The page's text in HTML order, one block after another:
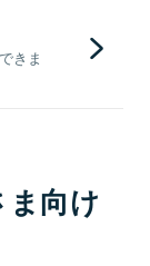
きま
向け